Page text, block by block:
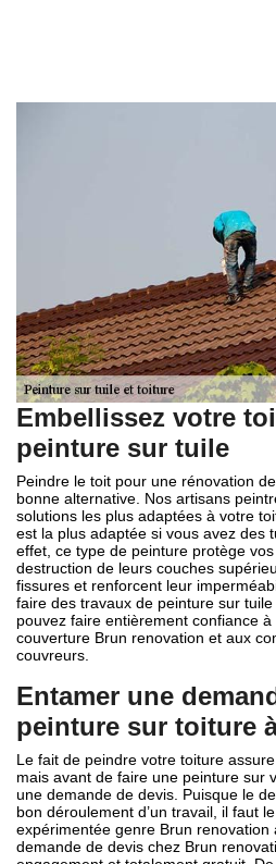
Embellissez votre
peinture sur tuile
Peindre le toit pour une rénovation
bonne alternative. Nos artisans
solutions les plus adaptées à votre
est la plus adaptée si vous avez des
effet, ce type de peinture protège
destruction de leurs couches
fissures et renforcent leur
faire des travaux de peinture sur
pouvez faire entièrement confiance
couverture Brun renovation et aux
couvreurs.
Entamer une
peinture sur toiture
Le fait de peindre votre toiture
mais avant de faire une peinture sur
une demande de devis. Puisque le
bon déroulement d’un travail, il faut
expérimentée genre Brun renovation
demande de devis chez Brun